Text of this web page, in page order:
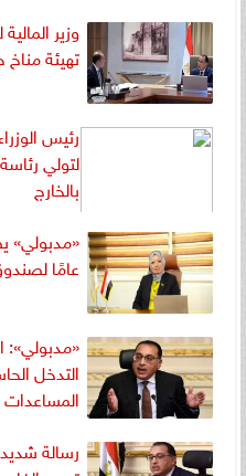
وزير
تهيئة
رئيس
لتولي
بالخارج
«مدبولي»
عامًا
«مدبولي»:
التدخل
المساعدات
رسالة